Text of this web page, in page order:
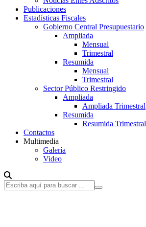
Publicaciones
Estadísticas Fiscales
Gobierno Central Presupuestario
Ampliada
Mensual
Trimestral
Resumida
Mensual
Trimestral
Sector Público Restringido
Ampliada
Ampliada Trimestral
Resumida
Resumida Trimestral
Contactos
Multimedia
Galería
Video